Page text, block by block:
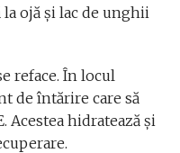
ojă și lac de unghii
reface. În locul
de întărire care să
Acestea hidratează și